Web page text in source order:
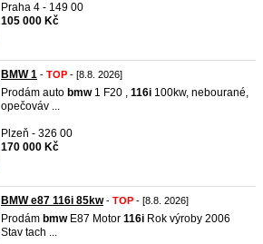
Praha 4 - 149 00
105 000 Kč
BMW 1 - TOP - [8.8. 2026]
Prodám auto bmw1 F20 , 116i 100kw, nebourané,
opečováv ...
Plzeň - 326 00
170 000 Kč
BMW e87 116i 85kw- TOP - [8.8. 2026]
Prodám bmwE87 Motor 116i Rok výroby 2006
Stav tach ...